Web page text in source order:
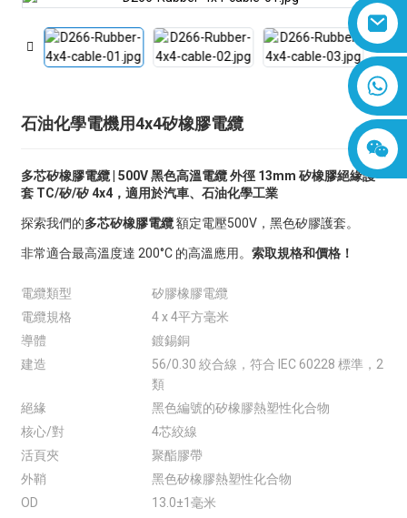
石油化學電機用4x4矽橡膠電纜
多芯矽橡膠電纜 | 500V 黑色高溫電纜 外徑 13mm 矽橡膠絕緣護
套 TC/矽/矽 4x4，適用於汽車、石油化學工業
探索我們的多芯矽橡膠電纜額定電壓500V，黑色矽膠護套。
非常適合最高溫度達 200°C 的高溫應用。 索取規格和價格！
電纜類型
矽膠橡膠電纜
電纜規格
4 x 4平方毫米
導體
鍍錫銅
建造
56/0.30 絞合線，符合 IEC 60228 標準，2
類
絕緣
黑色編號的矽橡膠熱塑性化合物
核心/對
4芯絞線
活頁夾
聚酯膠帶
外鞘
黑色矽橡膠熱塑性化合物
OD
13.0±1毫米